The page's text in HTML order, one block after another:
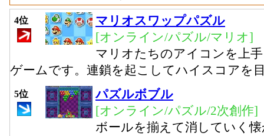
4位
マリオスワップパズル
[オンライン/パズル/マリオ]
マリオたちのアイコンを上
ゲームです。連鎖を起こしてハイスコアを
5位
パズルボブル
[オンライン/パズル/2次創作]
ボールを揃えて消していく